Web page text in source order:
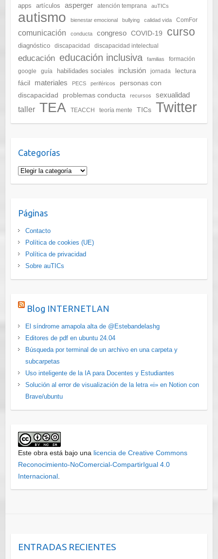
apps artículos asperger atención temprana auTICs
autismo bienestar emocional bullying calidad vida ComFor
comunicación conducta congreso COVID-19 curso
diagnóstico discapacidad discapacidad intelectual
educación educación inclusiva familias
formación
google
guía habilidades sociales inclusión jornada
lectura
fácil
materiales PECS periféricos
personas con
discapacidad
problemas conducta recursos sexualidad
taller TEA TEACCH teoría mente TICs Twitter
Categorías
Categorías
Páginas
Contacto
Política de cookies (UE)
Política de privacidad
Sobre auTICs
Blog INTERNETLAN
El síndrome amapola alta de @Estebandelashg
Editores de pdf en ubuntu 24.04
Búsqueda por terminal de un archivo en una carpeta y
subcarpetas
Uso inteligente de la IA para Docentes y Estudiantes
Solución al error de visualización de la letra «i» en Notion con
Brave/ubuntu
Este obra está bajo una licencia de Creative Commons
Reconocimiento-NoComercial-CompartirIgual 4.0
Internacional.
ENTRADAS RECIENTES